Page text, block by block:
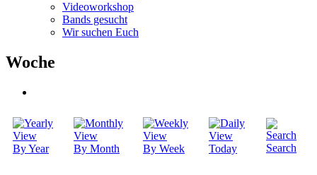
Videoworkshop
Bands gesucht
Wir suchen Euch
Woche
By Year By Month By Week Today Search